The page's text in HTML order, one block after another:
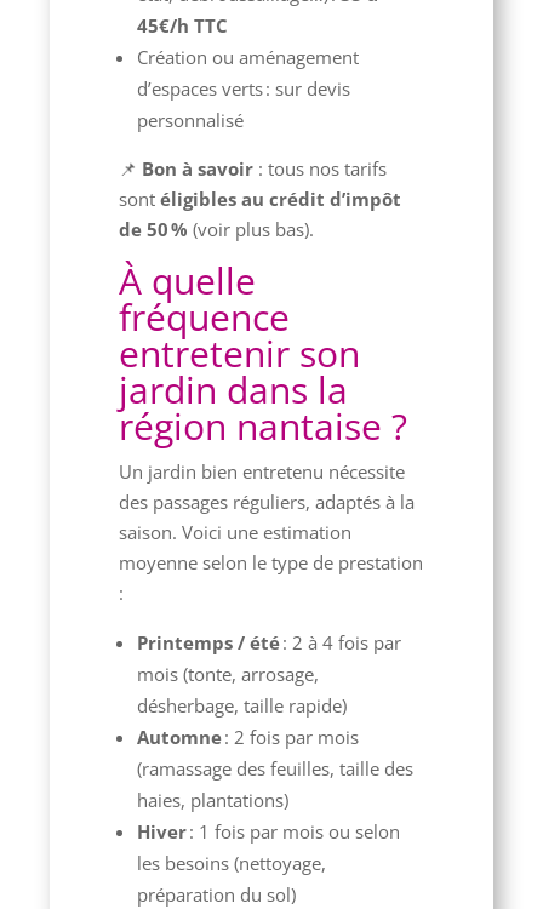
45€/h TTC
Création ou aménagement
d’espaces verts : sur devis
personnalisé
📌 Bon à savoir: tous nos tarifs
sont éligibles au crédit d’impôt
de 50 % (voir plus bas).
À quelle
fréquence
entretenir son
jardin dans la
région nantaise ?
Un jardin bien entretenu nécessite
des passages réguliers, adaptés à la
saison. Voici une estimation
moyenne selon le type de prestation
:
Printemps / été: 2 à 4 fois par
mois (tonte, arrosage,
désherbage, taille rapide)
Automne: 2 fois par mois
(ramassage des feuilles, taille des
haies, plantations)
Hiver: 1 fois par mois ou selon
les besoins (nettoyage,
préparation du sol)